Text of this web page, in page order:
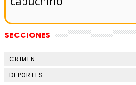
SECCIONES
CRIMEN
DEPORTES